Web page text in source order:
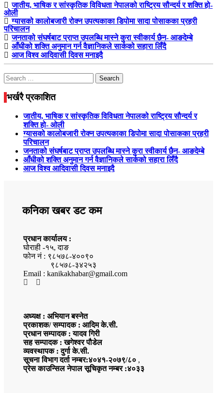
जातीय, भाषिक र सांस्कृतिक विविधता नेपालको राष्ट्रिय सौन्दर्य र शक्ति हो-
ओली
ग्यासको कालोबजारी रोक्न उपत्यकाका डिपोमा सादा पोसाकका प्रहरी
परिचालन
जनताको संघर्षबाट प्राप्त उपलब्धि मास्ने कुरा स्वीकार्य छैन- आङदेम्बे
आँधीको शक्ति अनुमान गर्न वैज्ञानिकले सार्कको सहारा लिँदै
आज विश्व आदिवासी दिवस मनाइदै
Search
for:
भर्खरै प्रकाशित
जातीय, भाषिक र सांस्कृतिक विविधता नेपालको राष्ट्रिय सौन्दर्य र
शक्ति हो- ओली
ग्यासको कालोबजारी रोक्न उपत्यकाका डिपोमा सादा पोसाकका प्रहरी
परिचालन
जनताको संघर्षबाट प्राप्त उपलब्धि मास्ने कुरा स्वीकार्य छैन- आङदेम्बे
आँधीको शक्ति अनुमान गर्न वैज्ञानिकले सार्कको सहारा लिँदै
आज विश्व आदिवासी दिवस मनाइदै
कनिका खबर डट कम
प्रधान कार्यालय :
घोराही -१५, दाङ
फोन नं : ९८५७८-४००९०
९८५७८-३४२५३
Email : kanikakhabar@gmail.com
अध्यक्ष : अभियान बस्नेत
प्रकाशक/ सम्पादक : आदिम के.सी.
प्रधान सम्पादक : यादव गिरी
सह सम्पादक : खगेश्वर पौडेल
व्यवस्थापक : दुर्गा के.सी.
सूचना विभाग दर्ता नम्बर:४०४१-२०७९/८० ,
प्रेस काउन्सिल नेपाल सूचिकृत नम्बर :४०३३